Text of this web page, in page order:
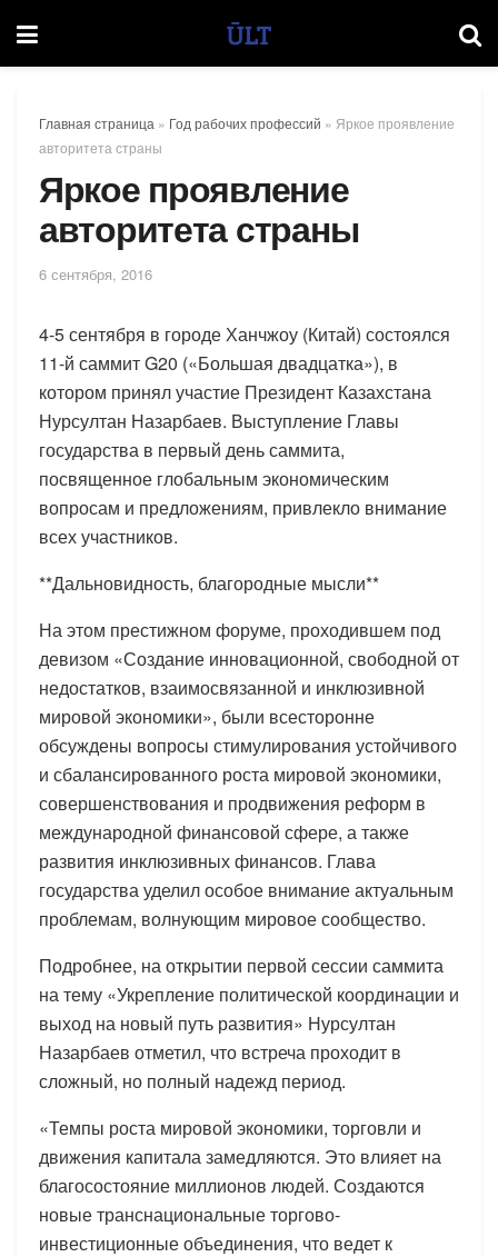
Главная страница » Год рабочих профессий » Яркое проявление
авторитета страны
Яркое проявление
авторитета страны
6 сентября, 2016
4-5 сентября в городе Ханчжоу (Китай) состоялся
11-й саммит G20 («Большая двадцатка»), в
котором принял участие Президент Казахстана
Нурсултан Назарбаев. Выступление Главы
государства в первый день саммита,
посвященное глобальным экономическим
вопросам и предложениям, привлекло внимание
всех участников.
**Дальновидность, благородные мысли**
На этом престижном форуме, проходившем под
девизом «Создание инновационной, свободной от
недостатков, взаимосвязанной и инклюзивной
мировой экономики», были всесторонне
обсуждены вопросы стимулирования устойчивого
и сбалансированного роста мировой экономики,
совершенствования и продвижения реформ в
международной финансовой сфере, а также
развития инклюзивных финансов. Глава
государства уделил особое внимание актуальным
проблемам, волнующим мировое сообщество.
Подробнее, на открытии первой сессии саммита
на тему «Укрепление политической координации и
выход на новый путь развития» Нурсултан
Назарбаев отметил, что встреча проходит в
сложный, но полный надежд период.
«Темпы роста мировой экономики, торговли и
движения капитала замедляются. Это влияет на
благосостояние миллионов людей. Создаются
новые транснациональные торгово-
инвестиционные объединения, что ведет к